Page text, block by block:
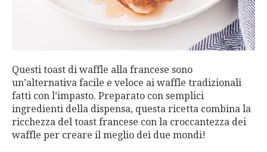
Questi toast di waffle alla francese sono
un’alternativa facile e veloce ai waffle tradizionali
fatti con l’impasto. Preparato con semplici
ingredienti della dispensa, questa ricetta combina la
ricchezza del toast francese con la croccantezza dei
waffle per creare il meglio dei due mondi!